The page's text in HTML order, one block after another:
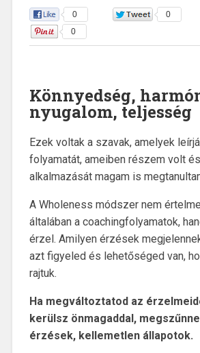
0 0
0
Könnyedség,
nyugalom, teljesség
Ezek voltak a szavak, amelyek
folyamatát, ameiben részem volt
alkalmazását magam is
A Wholeness módszer nem
általában a coachingfolyamatok,
érzel. Amilyen érzések
azt figyeled és lehetőséged van,
rajtuk.
Ha megváltoztatod az
kerülsz önmagaddal,
érzések, kellemetlen állapotok.